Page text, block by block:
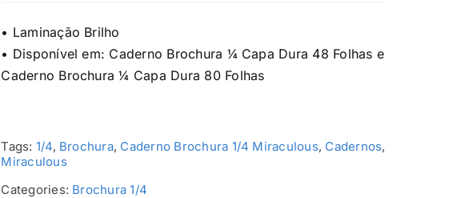
• Laminação Brilho
• Disponível em: Caderno Brochura ¼ Capa Dura 48 Folhas e
Caderno Brochura ¼ Capa Dura 80 Folhas
Tags: 1/4, Brochura, Caderno Brochura 1/4 Miraculous, Cadernos,
Miraculous
Categories: Brochura 1/4